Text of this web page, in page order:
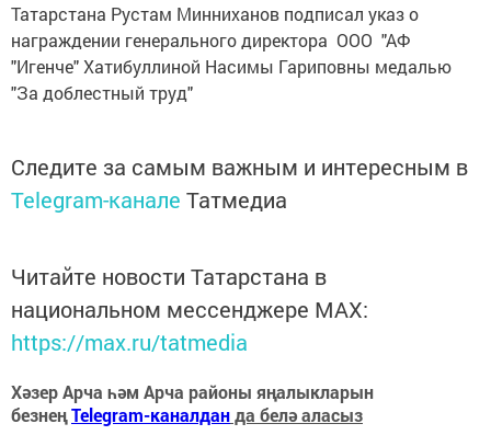
Татарстана Рустам Минниханов подписал указ о
награждении генерального директора ООО "АФ
"Игенче" Хатибуллиной Насимы Гариповны медалью
"За доблестный труд"
Следите за самым важным и интересным в
Telegram-канале Татмедиа
Читайте новости Татарстана в
национальном мессенджере MАХ:
https://max.ru/tatmedia
Хәзер Арча һәм Арча районы яңалыкларын
безнеңTelegram-каналданда белә аласыз